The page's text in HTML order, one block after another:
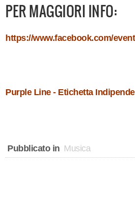
PER MAGGIORI INFO:
https://www.facebook.com/
Purple Line - Etichetta
Pubblicato in Musica